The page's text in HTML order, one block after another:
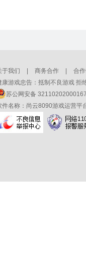
于我们 商务合作 合
康游戏忠告：抵制不良游戏 拒
苏公网安备
件名称：尚云8090游戏运营平